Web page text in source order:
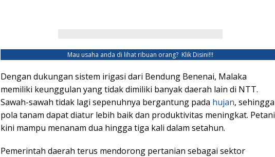
Mau usaha anda di lihat ribuan orang?Klik Disini!!!
Dengan dukungan sistem irigasi dari Bendung Benenai, Malaka
memiliki keunggulan yang tidak dimiliki banyak daerah lain di NTT.
Sawah-sawah tidak lagi sepenuhnya bergantung pada hujan, sehingga
pola tanam dapat diatur lebih baik dan produktivitas meningkat. Petani
kini mampu menanam dua hingga tiga kali dalam setahun.
Pemerintah daerah terus mendorong pertanian sebagai sektor